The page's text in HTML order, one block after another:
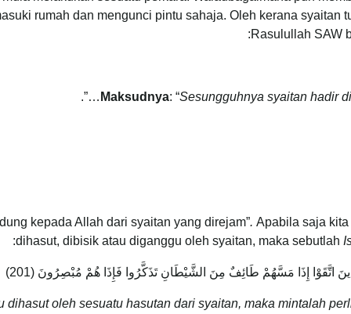
rumah dan mengunci pintu sahaja. Oleh kerana syaitan
Maksudnya: “Sesungguhnya syaitan hadir
…”.
kepada Allah dari syaitan yang direjam”. Apabila saja kita
dihasut, dibisik atau diganggu oleh syaitan, maka sebutlah
dihasut oleh sesuatu hasutan dari syaitan, maka mintalah